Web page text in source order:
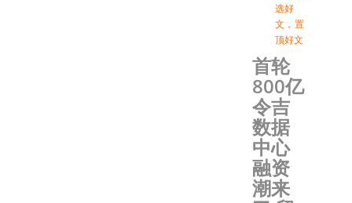
选好
文 ， 置
顶好文
首轮
800亿
令吉
数据
中心
融资
潮来